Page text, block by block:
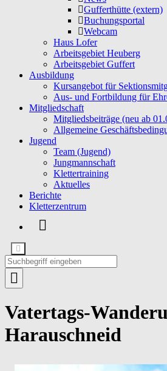
Gufferthütte (extern)
Buchungsportal
Webcam
Haus Lofer
Arbeitsgebiet Heuberg
Arbeitsgebiet Guffert
Ausbildung
Kursangebot für
Aus- und Fortbildung für
Mitgliedschaft
Mitgliedsbeiträge (neu ab
Allgemeine
Jugend
Team (Jugend)
Jungmannschaft
Klettertraining
Aktuelles
Berichte
Kletterzentrum
Vatertags-
Harauschneid